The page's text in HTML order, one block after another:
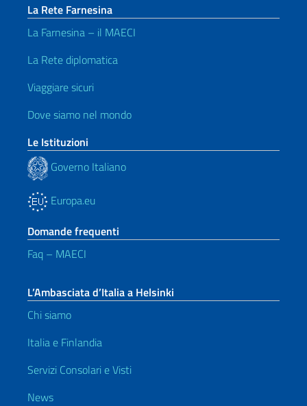
La Rete Farnesina
La Farnesina – il MAECI
La Rete diplomatica
Viaggiare sicuri
Dove siamo nel mondo
Le Istituzioni
Governo Italiano
Europa.eu
Domande frequenti
Faq – MAECI
L’Ambasciata d’Italia a Helsinki
Chi siamo
Italia e Finlandia
Servizi Consolari e Visti
News